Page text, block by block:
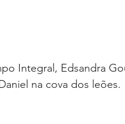
Integral, Edsandra
na cova dos leões.